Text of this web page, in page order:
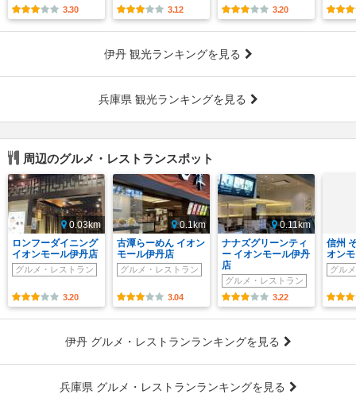
3.30 3.12 3.20
伊丹 観光ランキングを見る
兵庫県 観光ランキングを見る
周辺のグルメ・レストランスポット
0.03km
ロンフーダイニング
イオンモール伊丹店
グルメ・レストラン
3.20
0.1km
古潭らーめん イオン
モール伊丹店
グルメ・レストラン
3.04
0.11km
ナナズグリーンティ
ー イオンモール伊丹
店
グルメ・レストラン
3.22
信州
オン
グル
伊丹 グルメ・レストランランキングを見る
兵庫県 グルメ・レストランランキングを見る